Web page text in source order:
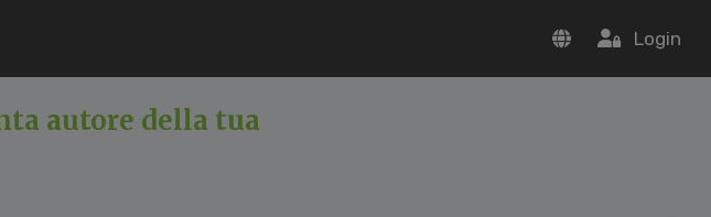
Login
autore della tua